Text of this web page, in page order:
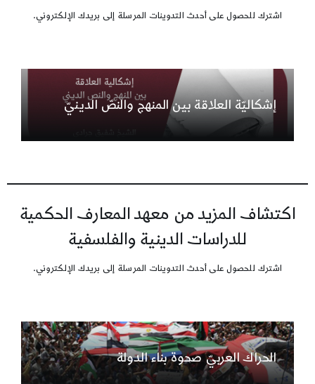
اشترك للحصول على أحدث التدوينات المرسلة إلى بريدك الإلكتروني.
إشكاليّة العلاقة بين المنهج والنصّ الدينيّ
اكتشاف المزيد من معهد المعارف الحكمية
للدراسات الدينية والفلسفية
اشترك للحصول على أحدث التدوينات المرسلة إلى بريدك الإلكتروني.
الحراك العربيّ صحوة بناء الدولة